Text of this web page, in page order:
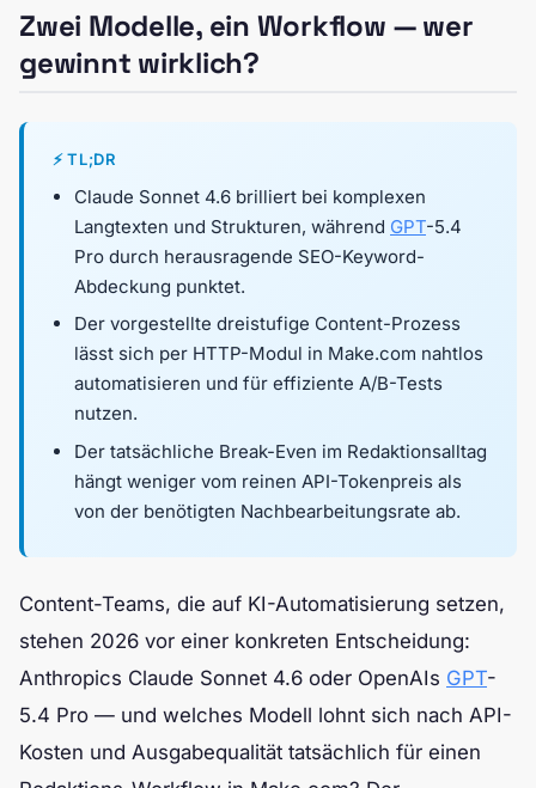
Zwei Modelle, ein Workflow — wer
gewinnt wirklich?
⚡ TL;DR
Claude Sonnet 4.6 brilliert bei komplexen
Langtexten und Strukturen, während GPT-5.4
Pro durch herausragende SEO-Keyword-
Abdeckung punktet.
Der vorgestellte dreistufige Content-Prozess
lässt sich per HTTP-Modul in Make.com nahtlos
automatisieren und für effiziente A/B-Tests
nutzen.
Der tatsächliche Break-Even im Redaktionsalltag
hängt weniger vom reinen API-Tokenpreis als
von der benötigten Nachbearbeitungsrate ab.
Content-Teams, die auf KI-Automatisierung setzen,
stehen 2026 vor einer konkreten Entscheidung:
Anthropics Claude Sonnet 4.6 oder OpenAIs GPT-
5.4 Pro — und welches Modell lohnt sich nach API-
Kosten und Ausgabequalität tatsächlich für einen